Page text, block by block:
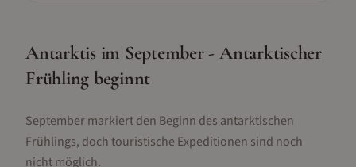
Antarktis im September - Antarktischer
Frühling beginnt
September markiert den Beginn des antarktischen
Frühlings, doch touristische Expeditionen sind noch
nicht möglich.